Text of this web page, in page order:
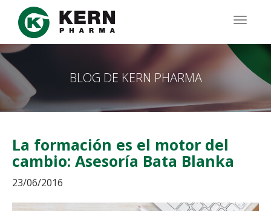
Pasar
contenido
principal
BLOG DE KERN PHARMA
La formación es el motor del
cambio: Asesoría Bata Blanka
23/06/2016